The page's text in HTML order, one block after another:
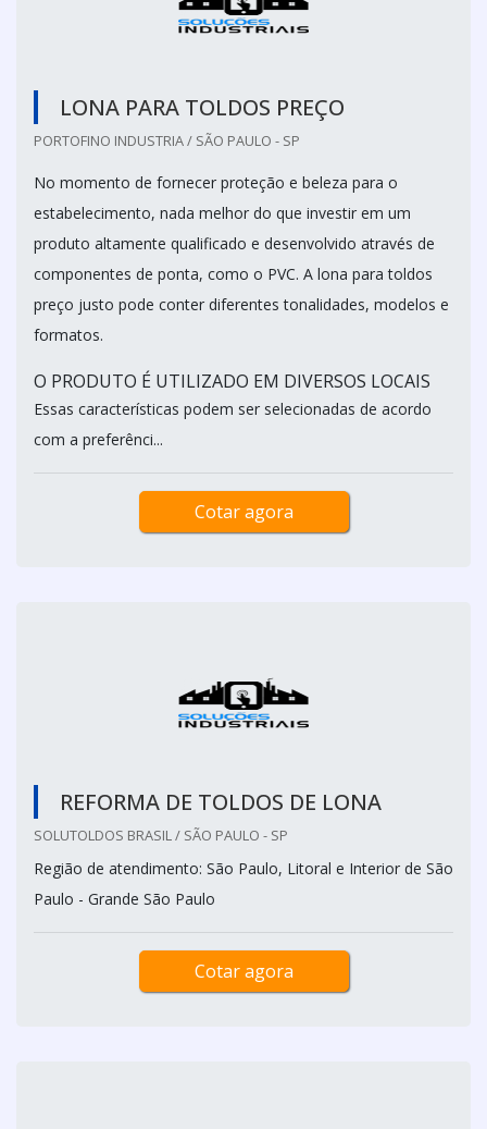
LONA PARA TOLDOS PREÇO
PORTOFINO INDUSTRIA / SÃO PAULO - SP
No momento de fornecer proteção e beleza para o
estabelecimento, nada melhor do que investir em um
produto altamente qualificado e desenvolvido através de
componentes de ponta, como o PVC. A lona para toldos
preço justo pode conter diferentes tonalidades, modelos e
formatos.
O PRODUTO É UTILIZADO EM DIVERSOS LOCAIS
Essas características podem ser selecionadas de acordo
com a preferênci...
Cotar agora
REFORMA DE TOLDOS DE LONA
SOLUTOLDOS BRASIL / SÃO PAULO - SP
Região de atendimento: São Paulo, Litoral e Interior de São
Paulo - Grande São Paulo
Cotar agora